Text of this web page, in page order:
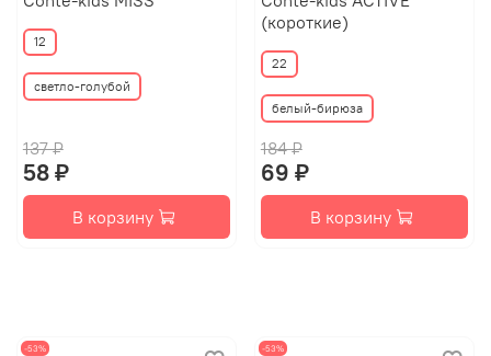
12
светло-голубой
137 ₽
58 ₽
В корзину
(короткие)
22
белый-бирюза
184 ₽
69 ₽
В корзину
-53% -53%